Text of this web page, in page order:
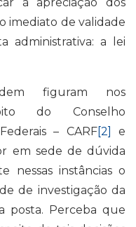
imediato de validade
administrativa: a lei
figuram nos
do Conselho
– CARF[2]
e
em sede de dúvida
nessas instâncias o
de investigação da
posta. Perceba que